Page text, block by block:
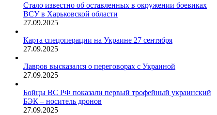
Стало известно об оставленных в окружении боевиках
ВСУ в Харьковской области
27.09.2025
Карта спецоперации на Украине 27 сентября
27.09.2025
Лавров высказался о переговорах с Украиной
27.09.2025
Бойцы ВС РФ показали первый трофейный украинский
БЭК – носитель дронов
27.09.2025